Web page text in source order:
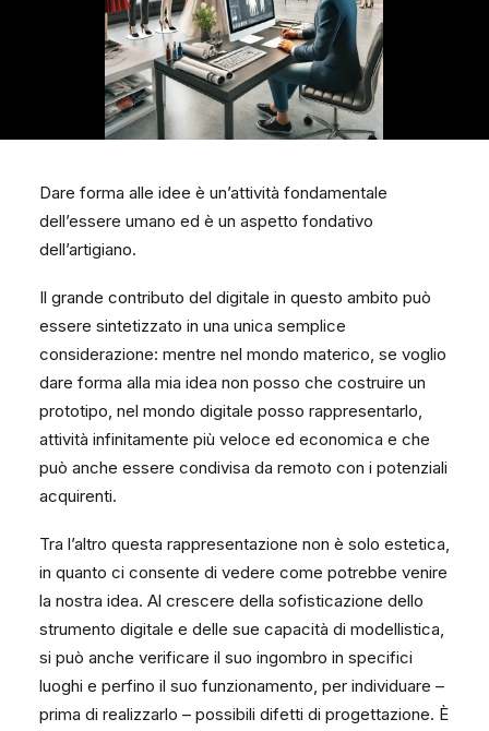
Dare forma alle idee è un’attività fondamentale
dell’essere umano ed è un aspetto fondativo
dell’artigiano.
Il grande contributo del digitale in questo ambito può
essere sintetizzato in una unica semplice
considerazione: mentre nel mondo materico, se voglio
dare forma alla mia idea non posso che costruire un
prototipo, nel mondo digitale posso rappresentarlo,
attività infinitamente più veloce ed economica e che
può anche essere condivisa da remoto con i potenziali
acquirenti.
Tra l’altro questa rappresentazione non è solo estetica,
in quanto ci consente di vedere come potrebbe venire
la nostra idea. Al crescere della sofisticazione dello
strumento digitale e delle sue capacità di modellistica,
si può anche verificare il suo ingombro in specifici
luoghi e perfino il suo funzionamento, per individuare –
prima di realizzarlo – possibili difetti di progettazione. È